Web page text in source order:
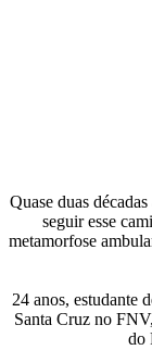
Quase duas
seguir esse
metamorfose
24 anos, estudante
Santa Cruz no
do